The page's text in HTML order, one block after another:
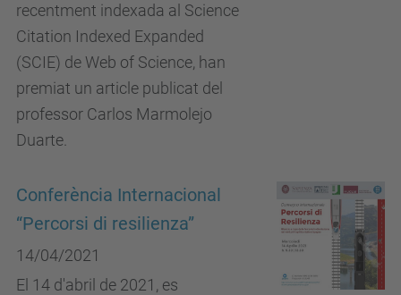
recentment indexada al Science
Citation Indexed Expanded
(SCIE) de Web of Science, han
premiat un article publicat del
professor Carlos Marmolejo
Duarte.
Conferència Internacional
“Percorsi di resilienza”
14/04/2021
El 14 d'abril de 2021, es